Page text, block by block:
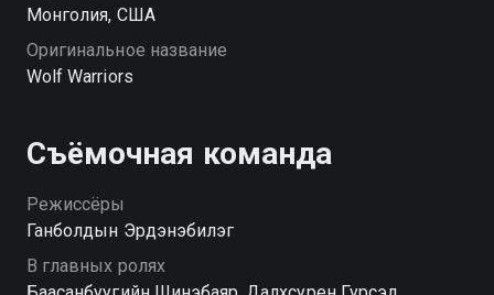
вы можете совершенно бесплатно в хорошем HD
качестве на Смотрёшке
Монголия, США
Оригинальное название
Wolf Warriors
Съёмочная команда
Режиссёры
Ганболдын Эрдэнэбилэг
В главных ролях